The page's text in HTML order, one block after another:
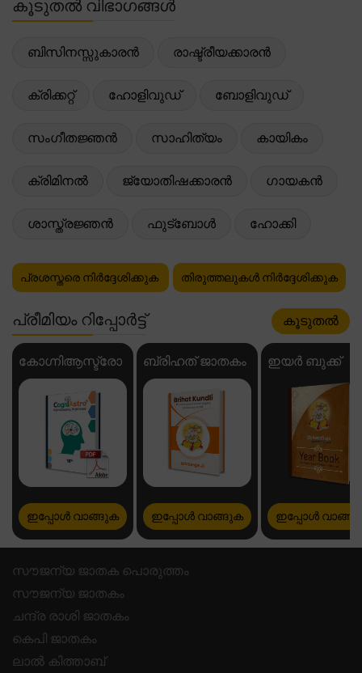
കൂടുതൽ വിഭാഗങ്ങൾ
ബിസിനസ്സുകാരൻ രാഷ്ട്രീയക്കാരൻ
ക്രിക്കറ്റ് ഹോളിവുഡ് ബോളിവുഡ്
സംഗീതജ്ഞൻ സാഹിത്യം കായികം
ക്രിമിനൽ ജ്യോതിഷക്കാരൻ ഗായകൻ
ശാസ്ത്രജ്ഞൻ ഫുട്ബോൾ ഹോക്കി
പ്രശസ്തരെ നിർദ്ദേശിക്കുക തിരുത്തലുകൾ നിർദ്ദേശിക്കുക
പ്രീമിയം റിപ്പോർട്ട് കൂടുതൽ
കോഗ്നിആസ്ട്രോ
ഇപ്പോൾ വാങ്ങുക
ബ്രിഹത് ജാതകം
ഇപ്പോൾ വാങ്ങുക
ഇയർ ബുക്ക്
ഇപ്പോൾ
സൗജന്യ ജാതക പൊരുത്തം
സൗജന്യ ജാതകം
ചന്ദ്ര രാശി ജാതകം
കെപി ജാതകം
ലാൽ കിത്താബ്